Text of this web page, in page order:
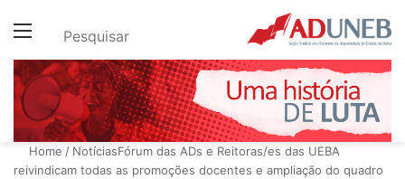
Menu Pesquisar
Home / NotíciasFórum das ADs e Reitoras/es das UEBA
reivindicam todas as promoções docentes e ampliação do quadro